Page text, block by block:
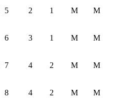
5 2 1 М М
6 3 1 М М
7 4 2 М М
8 4 2 М М